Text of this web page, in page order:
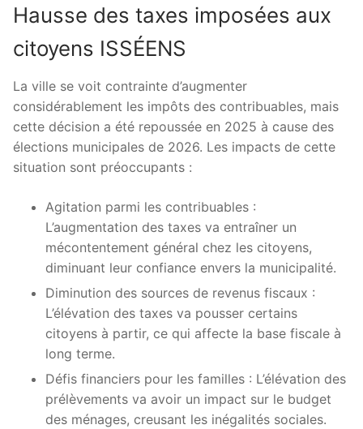
Hausse des taxes imposées aux
citoyens ISSÉENS
La ville se voit contrainte d’augmenter
considérablement les impôts des contribuables, mais
cette décision a été repoussée en 2025 à cause des
élections municipales de 2026. Les impacts de cette
situation sont préoccupants :
Agitation parmi les contribuables :
L’augmentation des taxes va entraîner un
mécontentement général chez les citoyens,
diminuant leur confiance envers la municipalité.
Diminution des sources de revenus fiscaux :
L’élévation des taxes va pousser certains
citoyens à partir, ce qui affecte la base fiscale à
long terme.
Défis financiers pour les familles : L’élévation des
prélèvements va avoir un impact sur le budget
des ménages, creusant les inégalités sociales.